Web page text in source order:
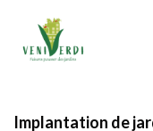
Implantation de